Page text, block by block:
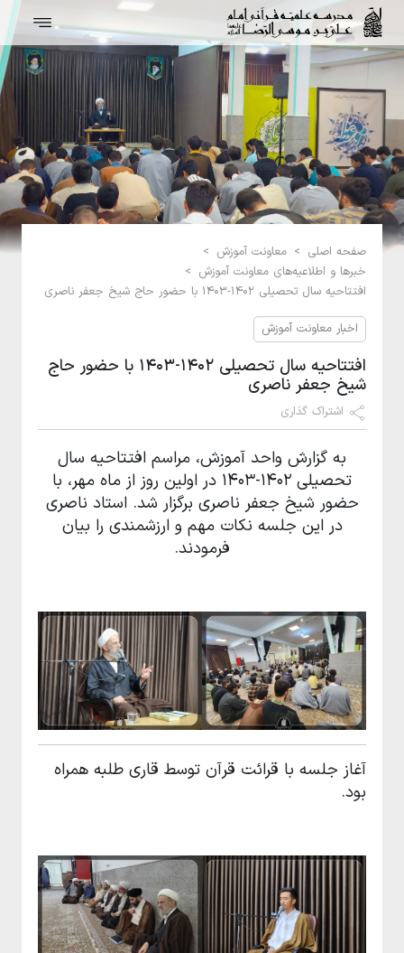
صفحه اصلی > معاونت آموزش >
خبرها و اطلاعیه‌های معاونت آموزش >
افتتاحیه سال تحصیلی ۱۴۰۲-۱۴۰۳ با حضور حاج شیخ جعفر ناصری
اخبار معاونت آموزش
افتتاحیه سال تحصیلی ۱۴۰۲-۱۴۰۳ با حضور حاج
شیخ جعفر ناصری
اشتراک گذاری
به گزارش واحد آموزش، مراسم افتتاحیه سال
تحصیلی 1402-1403 در اولین روز از ماه مهر، با
حضور شیخ جعفر ناصری برگزار شد. استاد ناصری
در این جلسه نکات مهم و ارزشمندی را بیان
فرمودند.
آغاز جلسه با قرائت قرآن توسط قاری طلبه همراه
بود.